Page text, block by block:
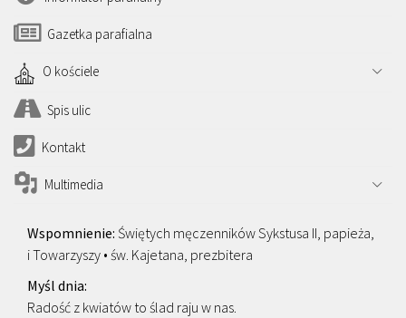
Gazetka parafialna
O kościele
Spis ulic
Kontakt
Multimedia
Świętych męczenników Sykstusa II, papieża,
i Towarzyszy • św. Kajetana, prezbitera
Radość z kwiatów to ślad raju w nas.